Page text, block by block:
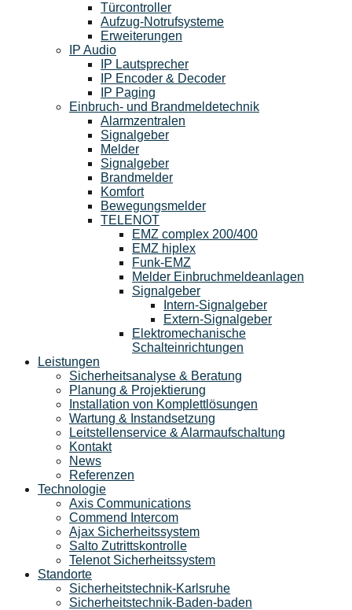
Türcontroller
Aufzug-Notrufsysteme
Erweiterungen
IP Audio
IP Lautsprecher
IP Encoder & Decoder
IP Paging
Einbruch- und Brandmeldetechnik
Alarmzentralen
Signalgeber
Melder
Signalgeber
Brandmelder
Komfort
Bewegungsmelder
TELENOT
EMZ complex 200/400
EMZ hiplex
Funk-EMZ
Melder Einbruchmeldeanlagen
Signalgeber
Intern-Signalgeber
Extern-Signalgeber
Elektromechanische
Schalteinrichtungen
Leistungen
Sicherheitsanalyse & Beratung
Planung & Projektierung​
Installation von Komplettlösungen
Wartung & Instandsetzung
Leitstellenservice & Alarmaufschaltung
Kontakt
News
Referenzen
Technologie
Axis Communications
Commend Intercom
Ajax Sicherheitssystem​
Salto Zutrittskontrolle
Telenot Sicherheitssystem
Standorte
Sicherheitstechnik-Karlsruhe
Sicherheitstechnik-Baden-baden